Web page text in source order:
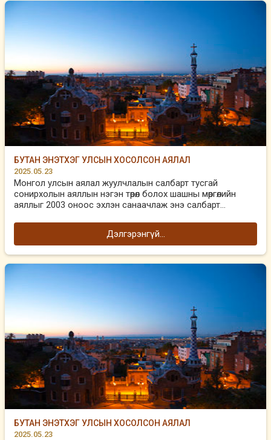
БУТАН ЭНЭТХЭГ УЛСЫН ХОСОЛСОН АЯЛАЛ
2025.05.23
Монгол улсын аялал жуулчлалын салбарт тусгай
сонирхолын аяллын нэгэн төрөл болох шашны мөргөлийн
аяллыг 2003 оноос эхлэн санаачлаж энэ салбарт...
Дэлгэрэнгүй...
БУТАН ЭНЭТХЭГ УЛСЫН ХОСОЛСОН АЯЛАЛ
2025.05.23